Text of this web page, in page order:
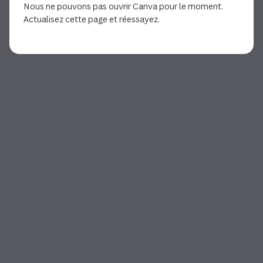
Nous ne pouvons pas ouvrir Canva pour le moment.
Actualisez cette page et réessayez.